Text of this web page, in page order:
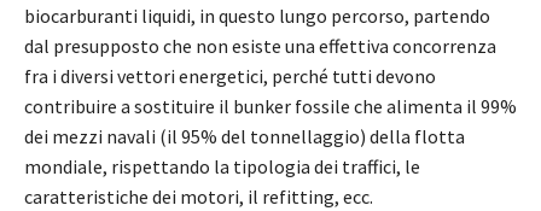
biocarburanti liquidi, in questo lungo percorso, partendo
dal presupposto che non esiste una effettiva concorrenza
fra i diversi vettori energetici, perché tutti devono
contribuire a sostituire il bunker fossile che alimenta il 99%
dei mezzi navali (il 95% del tonnellaggio) della flotta
mondiale, rispettando la tipologia dei traffici, le
caratteristiche dei motori, il refitting, ecc.